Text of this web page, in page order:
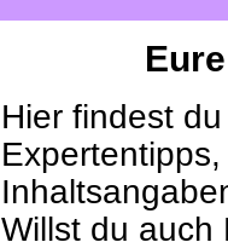
Hier findest
Willst du